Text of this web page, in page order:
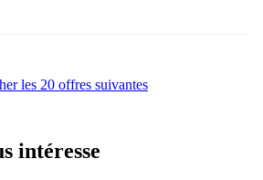
les 20 offres suivantes
intéresse